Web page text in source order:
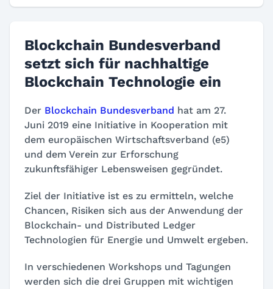
Blockchain Bundesverband
setzt sich für nachhaltige
Blockchain Technologie ein
Der Blockchain Bundesverband hat am 27.
Juni 2019 eine Initiative in Kooperation mit
dem europäischen Wirtschaftsverband (e5)
und dem Verein zur Erforschung
zukunftsfähiger Lebensweisen gegründet.
Ziel der Initiative ist es zu ermitteln, welche
Chancen, Risiken sich aus der Anwendung der
Blockchain- und Distributed Ledger
Technologien für Energie und Umwelt ergeben.
In verschiedenen Workshops und Tagungen
werden sich die drei Gruppen mit wichtigen